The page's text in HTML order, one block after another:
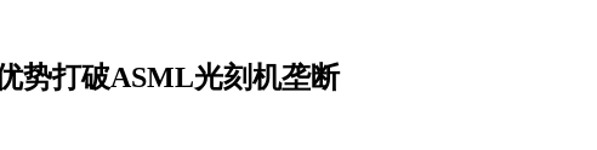
势打破ASML光刻机垄断